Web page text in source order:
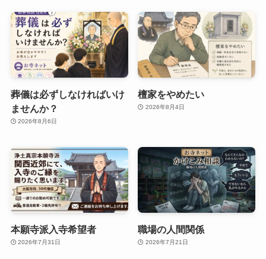
葬儀は必ずしなければいけ
ませんか？
2026年8月6日
檀家をやめたい
2026年8月4日
本願寺派入寺希望者
2026年7月31日
職場の人間関係
2026年7月21日